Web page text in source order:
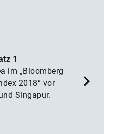
1
im „Bloomberg
2018“ vor
Singapur.